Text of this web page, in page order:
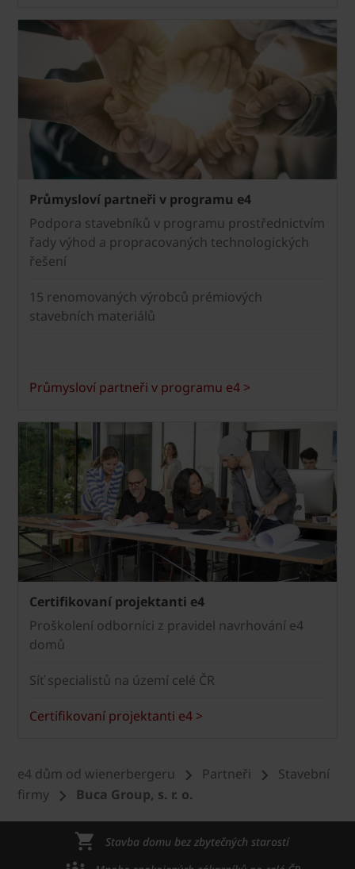
Průmysloví partneři v programu e4
Podpora stavebníků v programu prostřednictvím
řady výhod a propracovaných technologických
řešení
15 renomovaných výrobců prémiových
stavebních materiálů
Průmysloví partneři v programu e4 >
Certifikovaní projektanti e4
Proškolení odborníci z pravidel navrhování e4
domů
Síť specialistů na území celé ČR
Certifikovaní projektanti e4 >
e4 dům od wienerbergeru Partneři
Stavební
firmy
Buca Group, s. r. o.
Stavba domu bez zbytečných starostí